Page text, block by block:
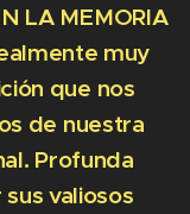
LA MEMORIA
muy
que nos
de nuestra
Profunda
valiosos